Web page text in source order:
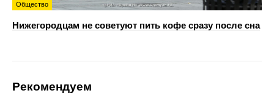
Общество
Нижегородцам не советуют пить кофе сразу после сна
Рекомендуем